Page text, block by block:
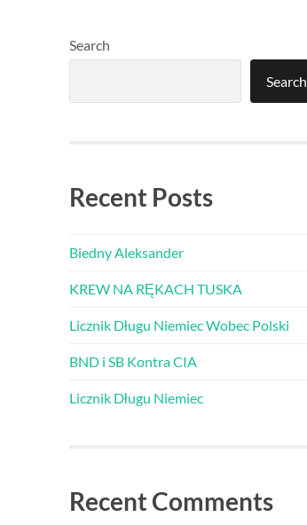
Search
Search
Recent Posts
Biedny Aleksander
KREW NA RĘKACH TUSKA
Licznik Długu Niemiec Wobec Polski
BND i SB Kontra CIA
Licznik Długu Niemiec
Recent Comments